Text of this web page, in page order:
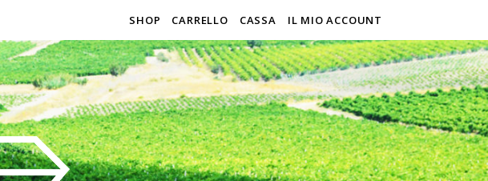
SHOP CARRELLO CASSA IL MIO ACCOUNT